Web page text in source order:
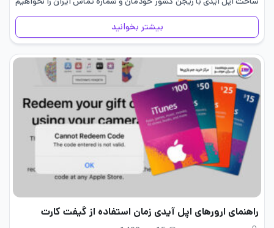
داشت. در…
بیشتر بخوانید
راهنمای ارور‌های اپل آیدی زمان استفاده از گیفت کارت